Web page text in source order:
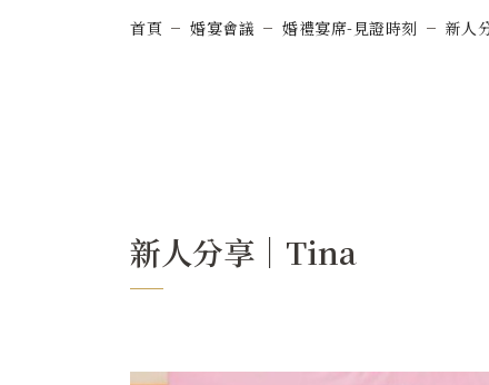
首頁 婚宴會議 婚禮宴席-見證時刻 新人
新人分享｜Tina